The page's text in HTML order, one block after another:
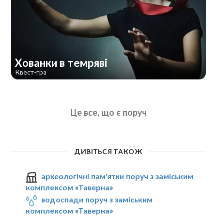
Хованки в темряві
Квест-гра
Це все, що є поруч
ДИВІТЬСЯ ТАКОЖ
археологічні пам'ятки поруч з заміським
комплексом «Таверна»
водоспади поруч з заміським
комплексом «Таверна»